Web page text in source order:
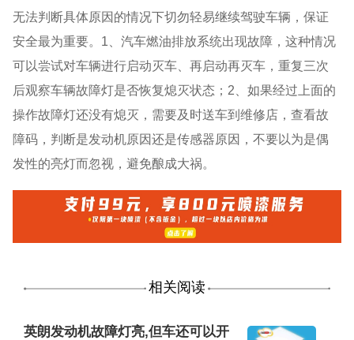
无法判断具体原因的情况下切勿轻易继续驾驶车辆，保证
安全最为重要。1、汽车燃油排放系统出现故障，这种情况
可以尝试对车辆进行启动灭车、再启动再灭车，重复三次
后观察车辆故障灯是否恢复熄灭状态；2、如果经过上面的
操作故障灯还没有熄灭，需要及时送车到维修店，查看故
障码，判断是发动机原因还是传感器原因，不要以为是偶
发性的亮灯而忽视，避免酿成大祸。
相关阅读
英朗发动机故障灯亮,但车还可以开